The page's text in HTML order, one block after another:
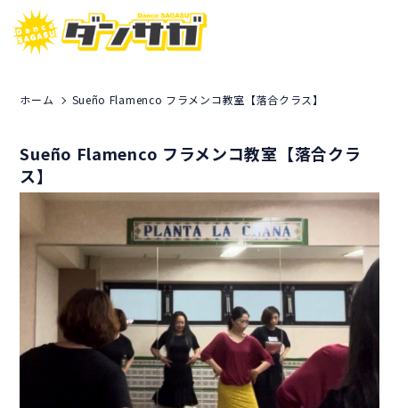
ホーム Sueño Flamenco フラメンコ教室【落合クラス】
Sueño Flamenco フラメンコ教室【落合クラ
ス】